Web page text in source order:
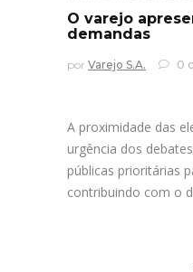
O varejo
demandas
por Varejo S.A. 0
A proximidade das
urgência dos
públicas prioritárias
contribuindo com o